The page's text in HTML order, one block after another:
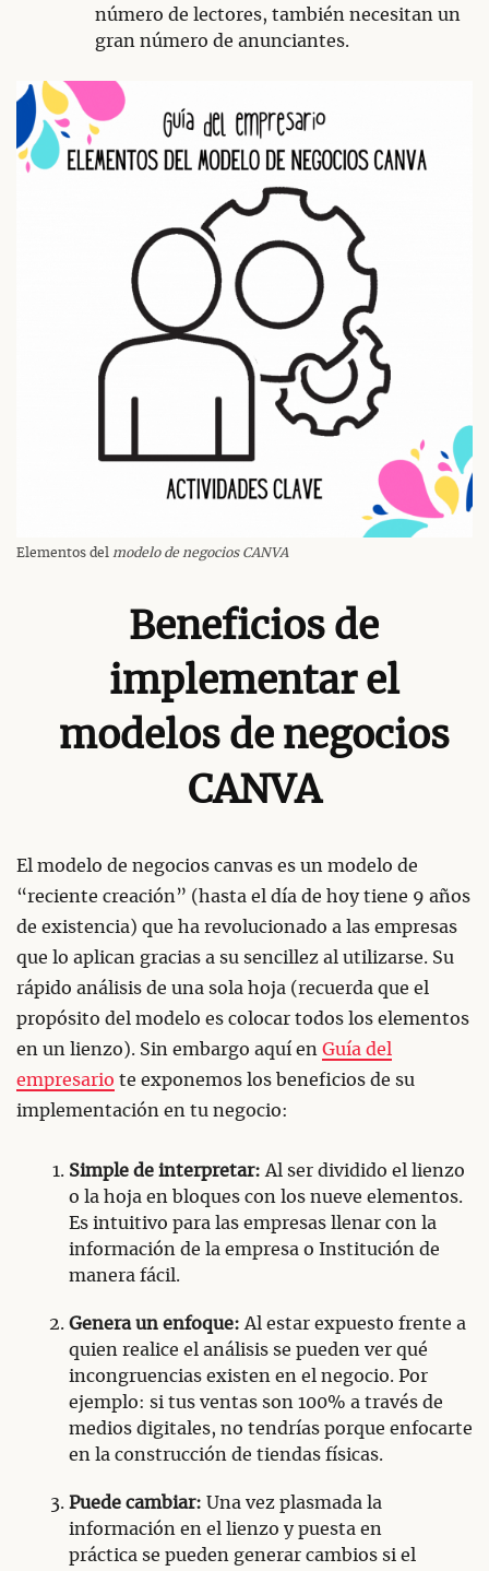
número de lectores, también necesitan un
gran número de anunciantes.
Elementos del modelo de negocios CANVA
Beneficios de
implementar el
modelos de negocios
CANVA
El modelo de negocios canvas es un modelo de
“reciente creación” (hasta el día de hoy tiene 9 años
de existencia) que ha revolucionado a las empresas
que lo aplican gracias a su sencillez al utilizarse. Su
rápido análisis de una sola hoja (recuerda que el
propósito del modelo es colocar todos los elementos
en un lienzo). Sin embargo aquí en Guía del
empresario te exponemos los beneficios de su
implementación en tu negocio:
Simple de interpretar: Al ser dividido el lienzo
o la hoja en bloques con los nueve elementos.
Es intuitivo para las empresas llenar con la
información de la empresa o Institución de
manera fácil.
Genera un enfoque: Al estar expuesto frente a
quien realice el análisis se pueden ver qué
incongruencias existen en el negocio. Por
ejemplo: si tus ventas son 100% a través de
medios digitales, no tendrías porque enfocarte
en la construcción de tiendas físicas.
Puede cambiar: Una vez plasmada la
información en el lienzo y puesta en
práctica se pueden generar cambios si el